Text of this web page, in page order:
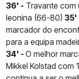
36' - Travante com
leonina (66-80) 35'
marcador do
para a equipa
34' - O melhor
Mikkel Kolstad com